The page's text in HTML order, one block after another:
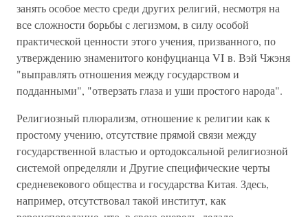
занять особое место среди других религий, несмотря на
все сложности борьбы с легизмом, в силу особой
практической ценности этого учения, призванного, по
утверждению знаменитого конфуцианца VI в. Вэй Чжэня
"выправлять отношения между государством и
подданными", "отверзать глаза и уши простого народа".
Религиозный плюрализм, отношение к религии как к
простому учению, отсутствие прямой связи между
государственной властью и ортодоксальной религиозной
системой определяли и Другие специфические черты
средневекового общества и государства Китая. Здесь,
например, отсутствовал такой институт, как